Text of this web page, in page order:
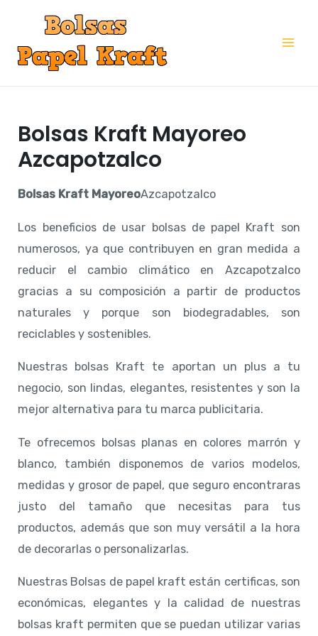
contenido
Bolsas Kraft Mayoreo
Azcapotzalco
Bolsas Kraft MayoreoAzcapotzalco
Los beneficios de usar bolsas de papel Kraft son
numerosos, ya que contribuyen en gran medida a
reducir el cambio climático en Azcapotzalco
gracias a su composición a partir de productos
naturales y porque son biodegradables, son
reciclables y sostenibles.
Nuestras bolsas Kraft te aportan un plus a tu
negocio, son lindas, elegantes, resistentes y son la
mejor alternativa para tu marca publicitaria.
Te ofrecemos bolsas planas en colores marrón y
blanco, también disponemos de varios modelos,
medidas y grosor de papel, que seguro encontraras
justo del tamaño que necesitas para tus
productos, además que son muy versátil a la hora
de decorarlas o personalizarlas.
Nuestras Bolsas de papel kraft están certificas, son
económicas, elegantes y la calidad de nuestras
bolsas kraft permiten que se puedan utilizar varias